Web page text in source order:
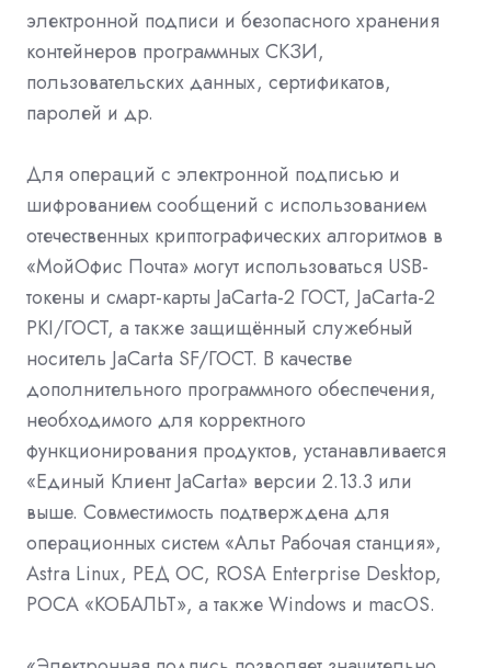
электронной подписи и безопасного хранения
контейнеров программных СКЗИ,
пользовательских данных, сертификатов,
паролей и др.
Для операций с электронной подписью и
шифрованием сообщений с использованием
отечественных криптографических алгоритмов в
«МойОфис Почта» могут использоваться USB-
токены и смарт-карты JaCarta-2 ГОСТ, JaCarta-2
PKI/ГОСТ, а также защищённый служебный
носитель JaCarta SF/ГОСТ. В качестве
дополнительного программного обеспечения,
необходимого для корректного
функционирования продуктов, устанавливается
«Единый Клиент JaCarta» версии 2.13.3 или
выше. Совместимость подтверждена для
операционных систем «Альт Рабочая станция»,
Astra Linux, РЕД ОС, ROSA Enterprise Desktop,
РОСА «КОБАЛЬТ», а также Windows и macOS.